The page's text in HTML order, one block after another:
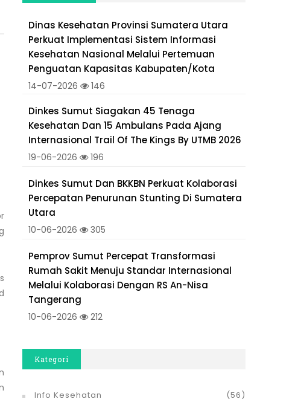
Dinas Kesehatan Provinsi Sumatera Utara
Perkuat Implementasi Sistem Informasi
Kesehatan Nasional Melalui Pertemuan
Penguatan Kapasitas Kabupaten/Kota
14-07-2026 146
Dinkes Sumut Siagakan 45 Tenaga
Kesehatan Dan 15 Ambulans Pada Ajang
Internasional Trail Of The Kings By UTMB 2026
19-06-2026 196
Dinkes Sumut Dan BKKBN Perkuat Kolaborasi
Percepatan Penurunan Stunting Di Sumatera
Utara
10-06-2026 305
Pemprov Sumut Percepat Transformasi
Rumah Sakit Menuju Standar Internasional
Melalui Kolaborasi Dengan RS An-Nisa
Tangerang
10-06-2026 212
Kategori
Info Kesehatan (56)